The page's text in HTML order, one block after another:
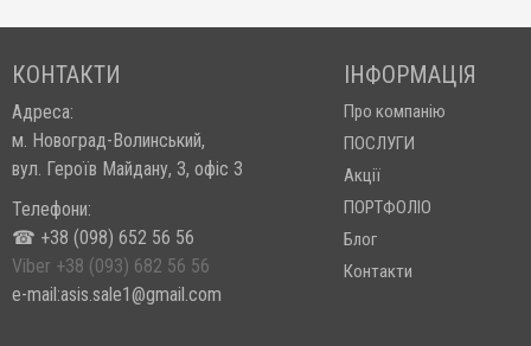
КОНТАКТИ
Адреса:
м. Новоград-Волинський,
вул. Героїв Майдану, 3, офіс 3
Телефони:
☎ +38 (098) 652 56 56
Viber +38 (093) 682 56 56
e-mail:asis.sale1@gmail.com
ІНФОРМАЦІЯ
Про компанію
ПОСЛУГИ
Акції
ПОРТФОЛІО
Блог
Контакти